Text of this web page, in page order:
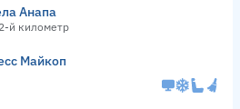
Анапа
й километр
Майкоп